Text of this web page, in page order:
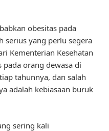
obesitas pada
serius yang perlu segera
Kementerian Kesehatan
orang dewasa di
tahunnya, dan salah
adalah kebiasaan buruk
sering kali